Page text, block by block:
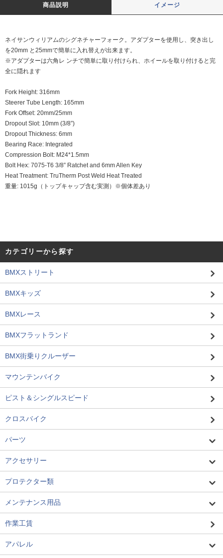
商品説明 イメージ
ネイサンウィリアムのシグネチャーフォーク。アダプターを使用し、突き出し
を20mm と25mmで簡単に入れ替えが出来ます。
※アダプターは六角レ ンチで簡単に取り付けられ、ホイールを取り付けると完
全に隠れます
Fork Height: 316mm
Steerer Tube Length: 165mm
Fork Offset: 20mm/25mm
Dropout Slot: 10mm (3/8”)
Dropout Thickness: 6mm
Bearing Race: Integrated
Compression Bolt: M24*1.5mm
Bolt Hex: 7075-T6 3/8” Ratchet and 6mm Allen Key
Heat Treatment: TruTherm Post Weld Heat Treated
重量: 1015g（トップキャップ含む実測）※個体差あり
カテゴリーから探す
BMXストリート
BMXキッズ
BMXレース
BMXフラットランド
BMX街乗りクルーザー
マウンテンバイク
ピスト＆シングルスピード
クロスバイク
パーツ
アクセサリー
プロテクター類
メンテナンス用品
作業工賃
アパレル